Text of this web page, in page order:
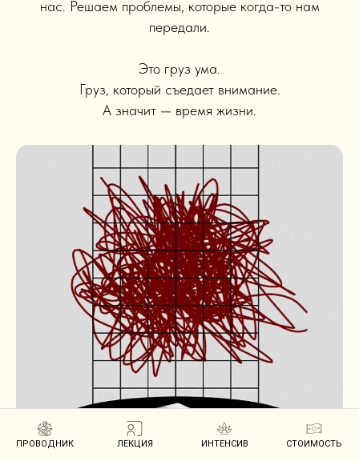
ПРОВОДНИК ЛЕКЦИЯ ИНТЕНСИВ СТОИМОСТЬ
нас. Решаем проблемы, которые когда-то нам
передали.
Это груз ума.
Груз, который съедает внимание.
А значит — время жизни.